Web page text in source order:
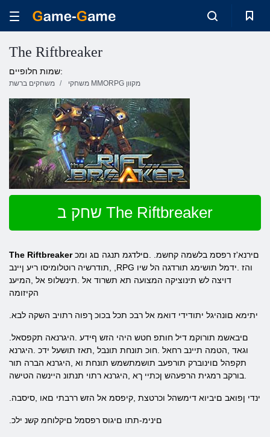
The Riftbreaker
שמות חלופיים:
משחקים ברשת משחקי MMORPG מקוון
שחק ב The Riftbreaker
The Riftbreakerםירנא'ז רפסמ בלשמה קחשמ. .םילדגמ תנגה םג ומכ
,תודרשיה רוטלומיסו ריע ןיינב ,RPG והז .ידמל תושימג תורדגה הל שיו
דויצה לש תינוציקה המצועה תא תשרוד אל .תינשלופ אל ,המיענ
הקיזומה
.יתימא םונהיגל יתודידי דואמ אל רבכ תכל בכוכ ךפוה רתויב השקה לבא
וגאד ,הטמה תיינב רחאל .חוכ תונחת תונבל ,תאז תושעל ידכ .היגרנא
תקפהל םוינוברק תורפעב תושמתשמש תונחת וא ,היגרנא הברה תור
.בורקב רמגית הרפעהש ןכתיי ךא ,היגרנא רתוי תנתונ היינשה הטישה
.ינדי ןפואב םיביוא דימשהל וכרטצת ,קיפסמ אל הזש ררבתי םאו ,סיסבה
.םינימ-תתו םיגוס רפסמל םיקלוחמ קשנ ילכ